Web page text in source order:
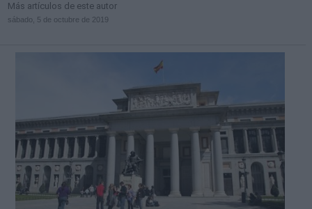
Más artículos de este autor
sábado, 5 de octubre de 2019